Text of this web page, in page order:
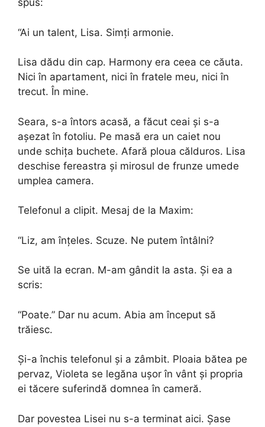
spus:
“Ai un talent, Lisa. Simți armonie.
Lisa dădu din cap. Harmony era ceea ce căuta.
Nici în apartament, nici în fratele meu, nici în
trecut. În mine.
Seara, s-a întors acasă, a făcut ceai și s-a
așezat în fotoliu. Pe masă era un caiet nou
unde schița buchete. Afară ploua călduros. Lisa
deschise fereastra și mirosul de frunze umede
umplea camera.
Telefonul a clipit. Mesaj de la Maxim:
“Liz, am înțeles. Scuze. Ne putem întâlni?
Se uită la ecran. M-am gândit la asta. Și ea a
scris:
“Poate.” Dar nu acum. Abia am început să
trăiesc.
Și-a închis telefonul și a zâmbit. Ploaia bătea pe
pervaz, Violeta se legăna ușor în vânt și propria
ei tăcere suferindă domnea în cameră.
Dar povestea Lisei nu s-a terminat aici. Șase